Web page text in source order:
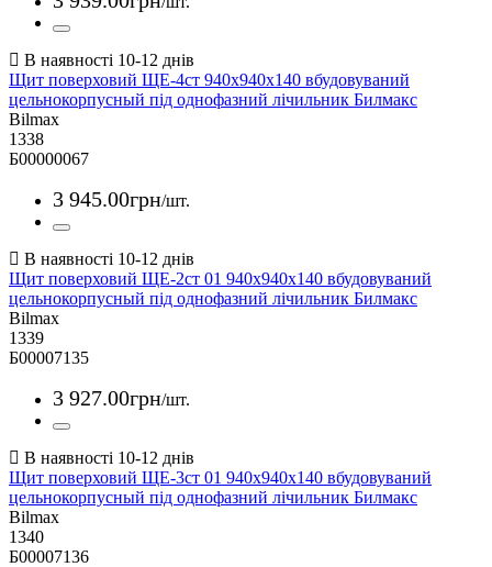
Щит поверховий ЩЕ-4ст 940х940х140 вбудовуваний
цельнокорпусный під однофазний лічильник Билмакс
Bilmax
1338
Б00000067
3 945.00грн/шт.
Щит поверховий ЩЕ-2ст 01 940х940х140 вбудовуваний
цельнокорпусный під однофазний лічильник Билмакс
Bilmax
1339
Б00007135
3 927.00грн/шт.
Щит поверховий ЩЕ-3ст 01 940х940х140 вбудовуваний
цельнокорпусный під однофазний лічильник Билмакс
Bilmax
1340
Б00007136